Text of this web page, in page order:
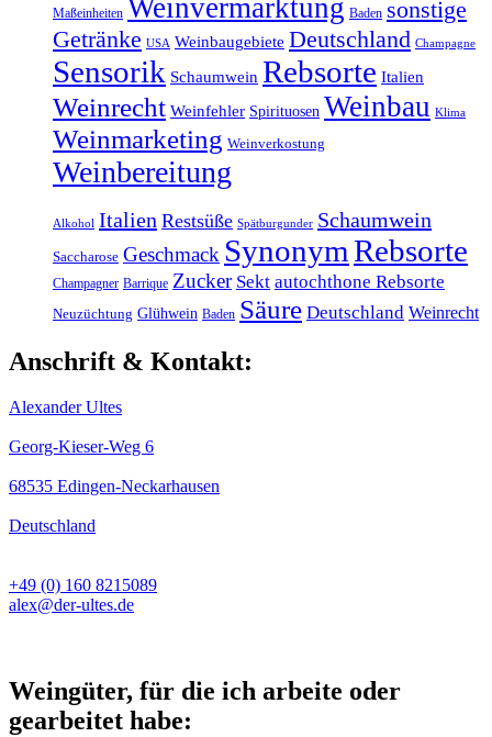
Maßeinheiten Weinvermarktung Baden sonstige
Getränke USA Weinbaugebiete Deutschland Champagne
Sensorik Schaumwein Rebsorte Italien
Weinrecht Weinfehler Spirituosen Weinbau Klima
Weinmarketing Weinverkostung
Weinbereitung
Alkohol Italien Restsüße Spätburgunder Schaumwein
Saccharose Geschmack SynonymRebsorte
Champagner Barrique Zucker Sekt autochthone Rebsorte
Neuzüchtung Glühwein Baden Säure Deutschland Weinrecht
Anschrift & Kontakt:
Alexander Ultes
Georg-Kieser-Weg 6
68535 Edingen-Neckarhausen
Deutschland
+49 (0) 160 8215089
alex@der-ultes.de
Weingüter, für die ich arbeite oder
gearbeitet habe: